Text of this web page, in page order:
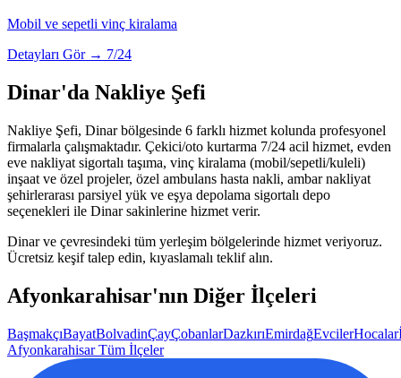
Mobil ve sepetli vinç kiralama
Detayları Gör → 7/24
Dinar'da Nakliye Şefi
Nakliye Şefi, Dinarbölgesinde 6 farklı hizmet kolunda profesyonel
firmalarla çalışmaktadır. Çekici/oto kurtarma 7/24 acil hizmet, evden
eve nakliyat sigortalı taşıma, vinç kiralama (mobil/sepetli/kuleli)
inşaat ve özel projeler, özel ambulans hasta nakli, ambar nakliyat
şehirlerarası parsiyel yük ve eşya depolama sigortalı depo
seçenekleri ile Dinarsakinlerine hizmet verir.
Dinarve çevresindeki tüm yerleşim bölgelerinde hizmet veriyoruz.
Ücretsiz keşif talep edin, kıyaslamalı teklif alın.
Afyonkarahisar'nın Diğer İlçeleri
BaşmakçıBayatBolvadinÇayÇobanlarDazkırıEmirdağEvcilerHocalar
AfyonkarahisarTüm İlçeler